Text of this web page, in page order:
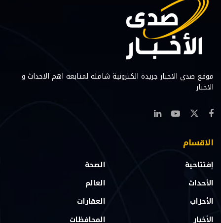
موقع صدي الاخبار جريدة الكترونية شامله لمتابعه اهم الاحداث و
الاخبار
الاقسام
إفتتاحية
الأحداث
الأحزاب
الأخبار
الصحة
العالم
العقارات
المحافظات